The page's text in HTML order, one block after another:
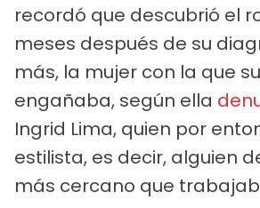
recordó que descubrió el
meses después de su
más, la mujer con la que
engañaba, según ella
Ingrid Lima, quien por
estilista, es decir, alguien
más cercano que